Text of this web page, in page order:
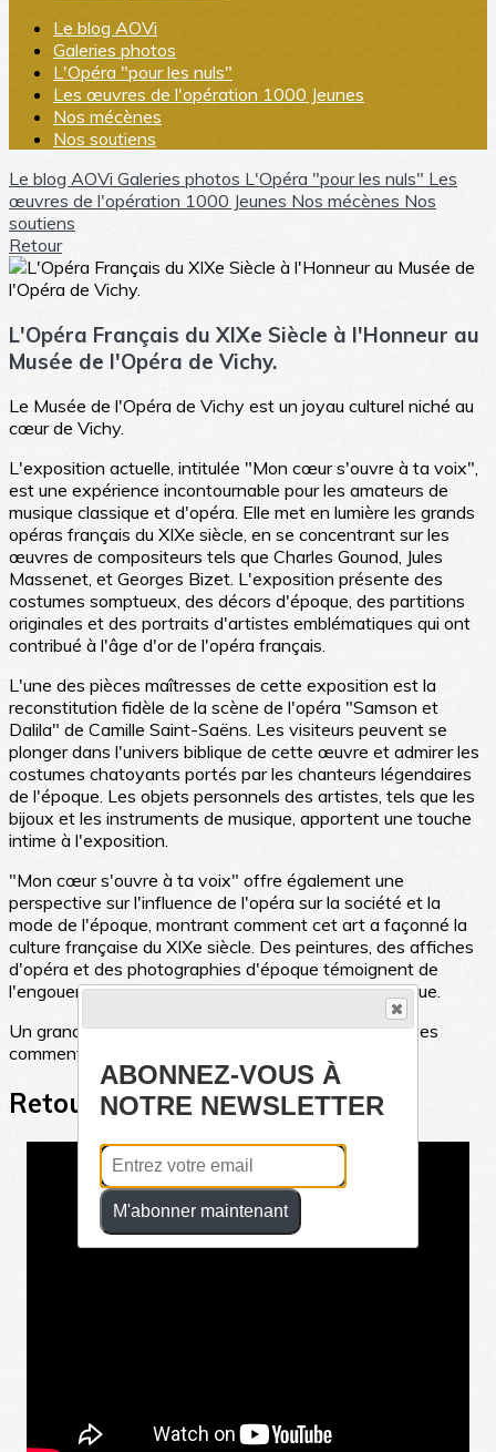
Le blog AOVi
Galeries photos
L'Opéra "pour les nuls"
Les œuvres de l'opération 1000 Jeunes
Nos mécènes
Nos soutiens
Le blog AOVi Galeries photos L'Opéra "pour les nuls" Les
œuvres de l'opération 1000 Jeunes Nos mécènes Nos
soutiens
Retour
L'Opéra Français du XIXe Siècle à l'Honneur au
Musée de l'Opéra de Vichy.
Le Musée de l'Opéra de Vichy est un joyau culturel niché au
cœur de Vichy.
L'exposition actuelle, intitulée "Mon cœur s'ouvre à ta voix",
est une expérience incontournable pour les amateurs de
musique classique et d'opéra. Elle met en lumière les grands
opéras français du XIXe siècle, en se concentrant sur les
œuvres de compositeurs tels que Charles Gounod, Jules
Massenet, et Georges Bizet. L'exposition présente des
costumes somptueux, des décors d'époque, des partitions
originales et des portraits d'artistes emblématiques qui ont
contribué à l'âge d'or de l'opéra français.
L'une des pièces maîtresses de cette exposition est la
reconstitution fidèle de la scène de l'opéra "Samson et
Dalila" de Camille Saint-Saëns. Les visiteurs peuvent se
plonger dans l'univers biblique de cette œuvre et admirer les
costumes chatoyants portés par les chanteurs légendaires
de l'époque. Les objets personnels des artistes, tels que les
bijoux et les instruments de musique, apportent une touche
intime à l'exposition.
"Mon cœur s'ouvre à ta voix" offre également une
perspective sur l'influence de l'opéra sur la société et la
mode de l'époque, montrant comment cet art a façonné la
culture française du XIXe siècle. Des peintures, des affiches
d'opéra et des photographies d'époque témoignent de
l'engouement pour les productions lyriques de l'époque.
Un grand merci à Fabien Noble, son Directeur, pour ses
commentaires passionnés et passionants.
Retour en vidéo sur cette visite
ABONNEZ-VOUS À
NOTRE NEWSLETTER
M'abonner maintenant